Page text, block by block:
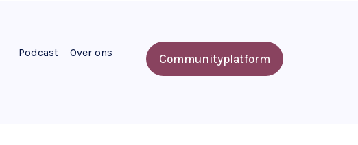
Podcast Over ons Communityplatform